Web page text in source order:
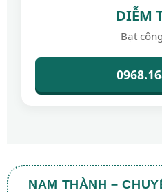
DIỄM
Bạt
NAM THÀNH –